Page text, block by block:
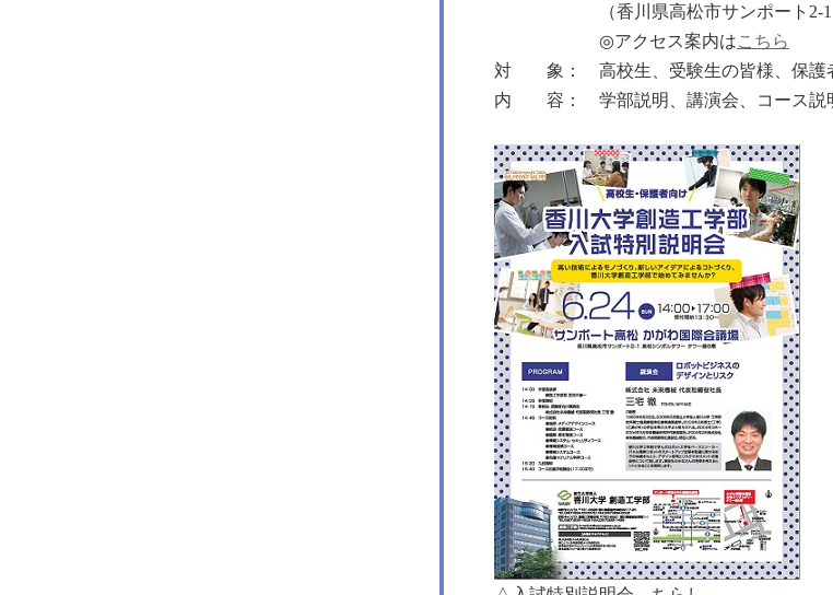
（香川県高松市サンポート2-1 高
◎アクセス案内はこちら
対 象： 高校生、受験生の皆様、保護者
内 容： 学部説明、講演会、コース説明